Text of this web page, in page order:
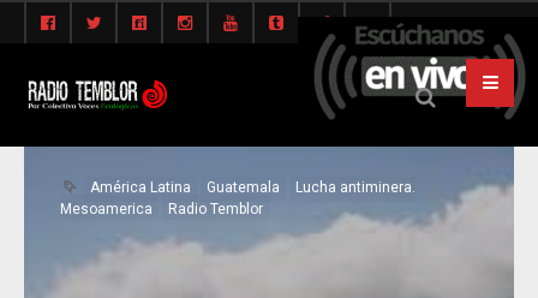
América Latina Guatemala
Lucha antiminera.
Mesoamerica
Radio Temblor